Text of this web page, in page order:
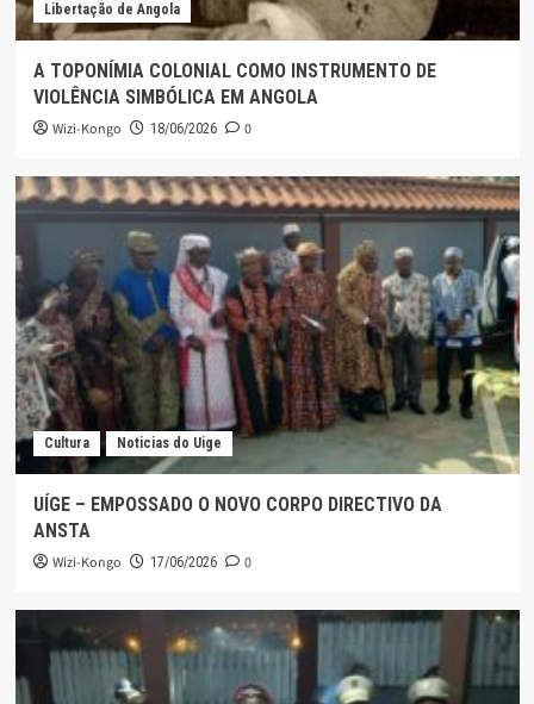
Libertação de Angola
A TOPONÍMIA COLONIAL COMO INSTRUMENTO DE
VIOLÊNCIA SIMBÓLICA EM ANGOLA
Wizi-Kongo 18/06/2026 0
Cultura Noticias do Uige
UÍGE – EMPOSSADO O NOVO CORPO DIRECTIVO DA
ANSTA
Wizi-Kongo 17/06/2026 0